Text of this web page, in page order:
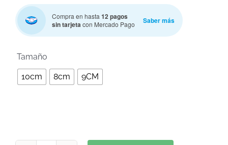
Compra en hasta 12 pagos
sin tarjetacon Mercado Pago Saber más
Tamaño
10cm 8cm 9CM